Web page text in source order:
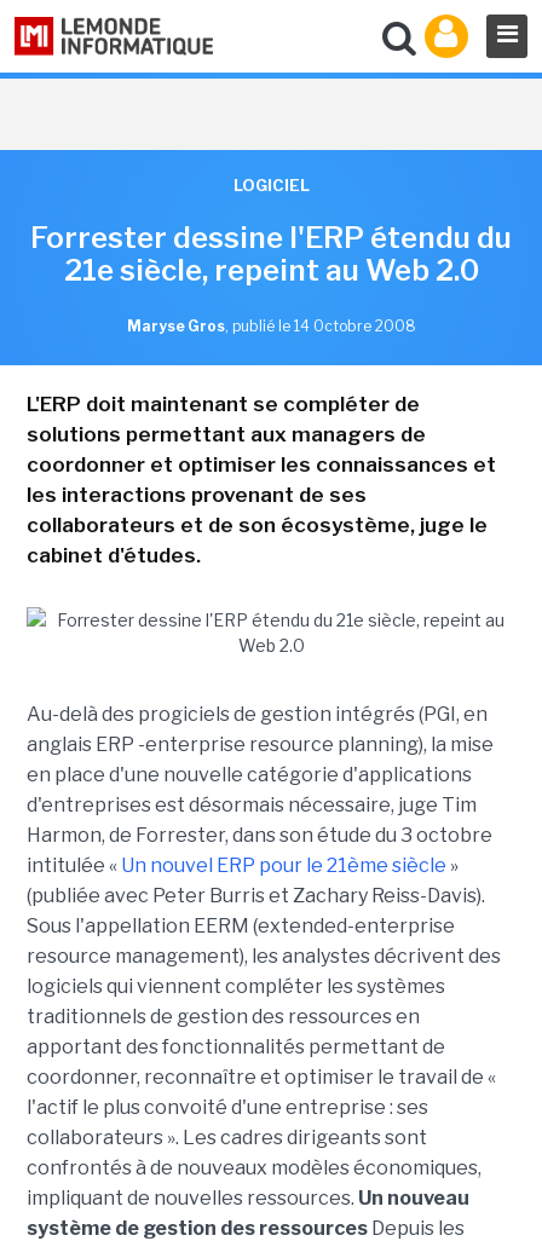
LOGICIEL
Forrester dessine l'ERP étendu du
21e siècle, repeint au Web 2.0
Maryse Gros, publié le 14 Octobre 2008
L'ERP doit maintenant se compléter de
solutions permettant aux managers de
coordonner et optimiser les connaissances et
les interactions provenant de ses
collaborateurs et de son écosystème, juge le
cabinet d'études.
Au-delà des progiciels de gestion intégrés (PGI, en
anglais ERP -enterprise resource planning), la mise
en place d'une nouvelle catégorie d'applications
d'entreprises est désormais nécessaire, juge Tim
Harmon, de Forrester, dans son étude du 3 octobre
intitulée « Un nouvel ERP pour le 21ème siècle »
(publiée avec Peter Burris et Zachary Reiss-Davis).
Sous l'appellation EERM (extended-enterprise
resource management), les analystes décrivent des
logiciels qui viennent compléter les systèmes
traditionnels de gestion des ressources en
apportant des fonctionnalités permettant de
coordonner, reconnaître et optimiser le travail de «
l'actif le plus convoité d'une entreprise : ses
collaborateurs ». Les cadres dirigeants sont
confrontés à de nouveaux modèles économiques,
impliquant de nouvelles ressources. Un nouveau
système de gestion des ressourcesDepuis les